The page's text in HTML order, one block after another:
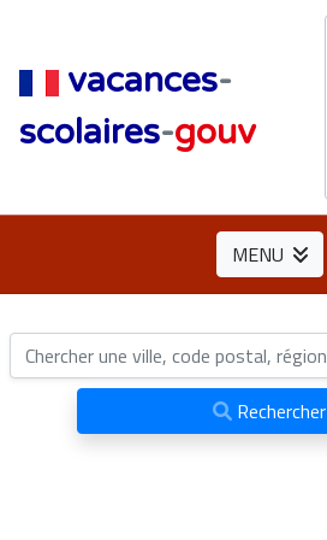
vacances-
scolaires-gouv
MENU
Rechercher